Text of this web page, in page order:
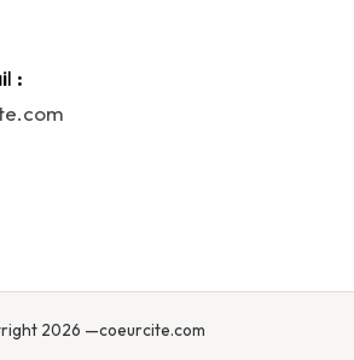
l :
2026 —coeurcite.com